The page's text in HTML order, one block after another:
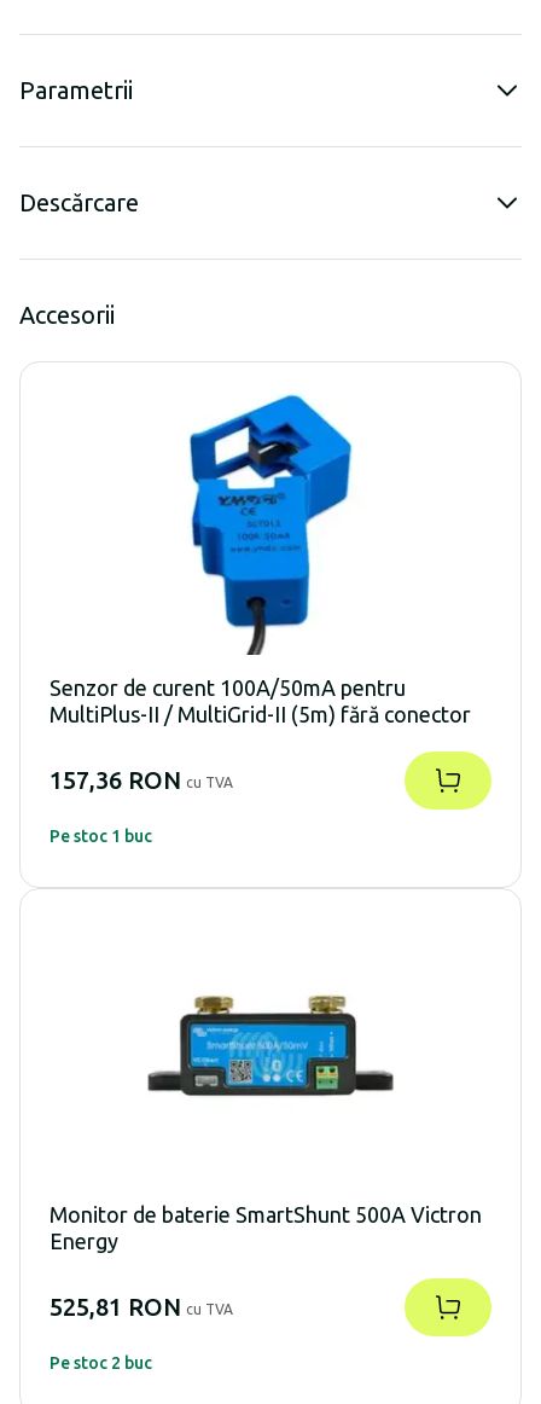
Parametrii
Descărcare
Accesorii
Senzor de curent 100A/50mA pentru
MultiPlus-II / MultiGrid-II (5m) fără conector
157,36 RON cu TVA
Pe stoc 1 buc
Monitor de baterie SmartShunt 500A Victron
Energy
525,81 RON cu TVA
Pe stoc 2 buc